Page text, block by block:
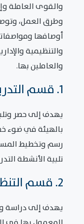
والقوى العاملة
وطرق العمل،
أوصافها
والتنظيمية
والعاملين بها.
1. قسم التدريب :-
يهدف إلى حصر
بالهيئة في ضوء
رسم وتخطيط
تلبية الأنشطة
2. قسم التنظيم وأساليب العمل :-
يهدف إلى دراسة